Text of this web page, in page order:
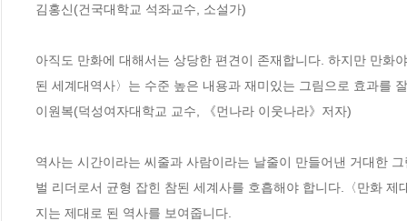
김홍신(건국대학교 석좌교수, 소설가)
아직도 만화에 대해서는 상당한 편견이 존재합니다. 하지만 만화
된 세계대역사〉는 수준 높은 내용과 재미있는 그림으로 효과를
이원복(덕성여자대학교 교수, 《먼나라 이웃나라》저자)
역사는 시간이라는 씨줄과 사람이라는 날줄이 만들어낸 거대한
벌 리더로서 균형 잡힌 참된 세계사를 호흡해야 합니다.〈만화
지는 제대로 된 역사를 보여줍니다.